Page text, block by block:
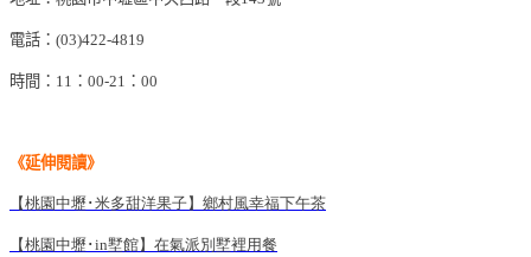
電話：(03)422-4819
時間： 11 ：00-21：00
《延伸閱讀》
【桃園中壢･米多甜洋果子】鄉村風幸福下午茶
【桃園中壢･in墅館】在氣派別墅裡用餐